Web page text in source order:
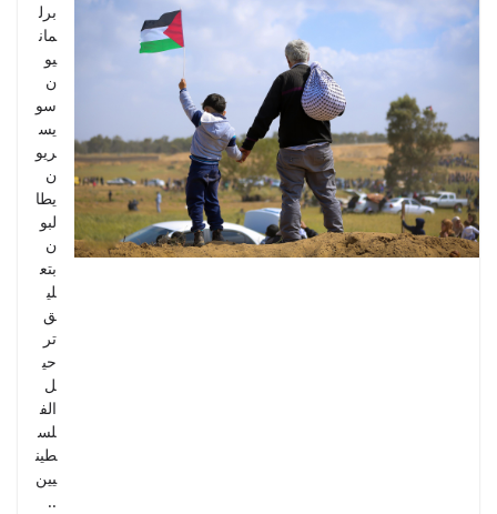
برل
مان
يو
ن
سو
يس
ريو
ن
يطا
لبو
ن
بتع
لي
ق
تر
حي
ل
الف
لس
طين
يين
..